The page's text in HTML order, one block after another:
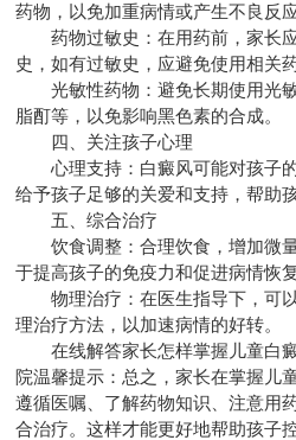
药物，以免加重病情或产生不良反应
药物过敏史：在用药前，家长
史，如有过敏史，应避免使用相关药
光敏性药物：避免长期使用光敏
脂酊等，以免影响黑色素的合成。
四、关注孩子心理
心理支持：白癜风可能对孩子的
给予孩子足够的关爱和支持，帮助
五、综合治疗
饮食调整：合理饮食，增加微量
于提高孩子的免疫力和促进病情恢复
物理治疗：在医生指导下，可以
理治疗方法，以加速病情的好转。
在线解答家长怎样掌握儿童白
院温馨提示：总之，家长在掌握儿
遵循医嘱、了解药物知识、注意用
合治疗。这样才能更好地帮助孩子